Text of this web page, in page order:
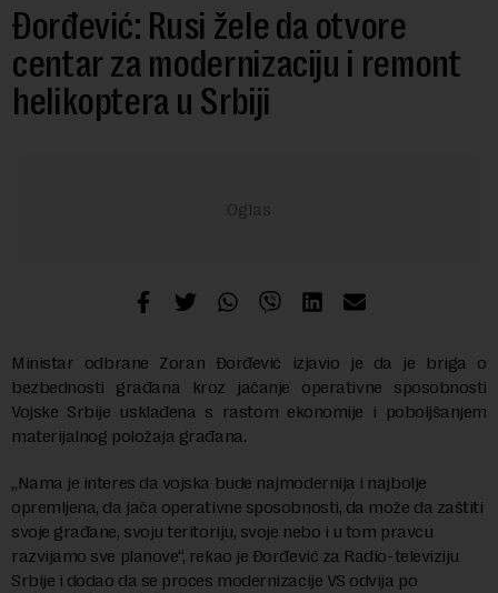
Đorđević: Rusi žele da otvore
centar za modernizaciju i remont
helikoptera u Srbiji
Ministar odbrane Zoran Đorđević izjavio je da je briga o
bezbednosti građana kroz jačanje operativne sposobnosti
Vojske Srbije usklađena s rastom ekonomije i poboljšanjem
materijalnog položaja građana.
„Nama je interes da vojska bude najmodernija i najbolje
opremljena, da jača operativne sposobnosti, da može da zaštiti
svoje građane, svoju teritoriju, svoje nebo i u tom pravcu
razvijamo sve planove“, rekao je Đorđević za Radio-televiziju
Srbije i dodao da se proces modernizacije VS odvija po